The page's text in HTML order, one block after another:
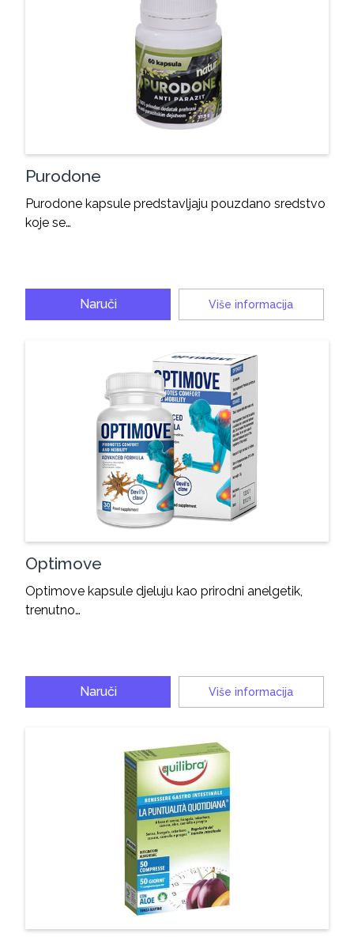
Purodone
Purodone kapsule predstavljaju pouzdano sredstvo
koje se…
Naruči Više informacija
Optimove
Optimove kapsule djeluju kao prirodni anelgetik,
trenutno…
Naruči Više informacija